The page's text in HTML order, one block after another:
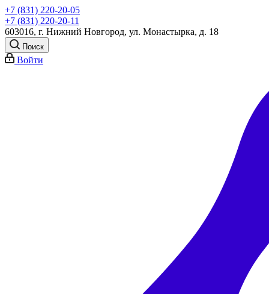
+7 (831) 220-20-05
+7 (831) 220-20-11
603016, г. Нижний Новгород, ул. Монастырка, д. 18
Поиск
Войти